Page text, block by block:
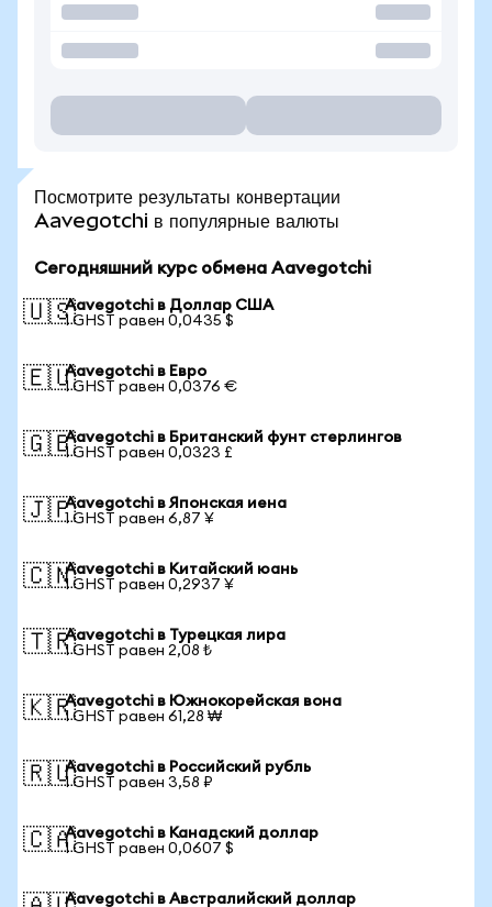
Посмотрите результаты конвертации
Aavegotchi в популярные валюты
Сегодняшний курс обмена Aavegotchi
🇺🇸Aavegotchi в Доллар США
1 GHST равен 0,0435 $
🇪🇺Aavegotchi в Евро
1 GHST равен 0,0376 €
🇬🇧Aavegotchi в Британский фунт стерлингов
1 GHST равен 0,0323 £
🇯🇵Aavegotchi в Японская иена
1 GHST равен 6,87 ¥
🇨🇳Aavegotchi в Китайский юань
1 GHST равен 0,2937 ¥
🇹🇷Aavegotchi в Турецкая лира
1 GHST равен 2,08 ₺
🇰🇷Aavegotchi в Южнокорейская вона
1 GHST равен 61,28 ₩
🇷🇺Aavegotchi в Российский рубль
1 GHST равен 3,58 ₽
🇨🇦Aavegotchi в Канадский доллар
1 GHST равен 0,0607 $
Aavegotchi в Австралийский доллар